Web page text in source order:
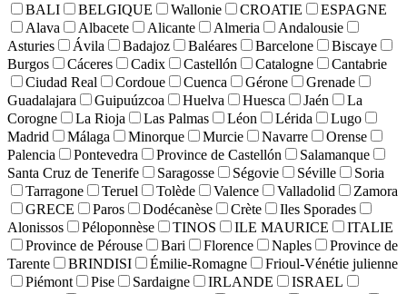
BALI
BELGIQUE Wallonie CROATIE
ESPAGNE
Alava
Albacete Alicante Almeria
Andalousie
Asturies
Ávila Badajoz Baléares Barcelone
Biscaye
Burgos
Cáceres Cadix Castellón Catalogne
Cantabrie
Ciudad Real
Cordoue Cuenca Gérone
Grenade
Guadalajara
Guipuúzcoa Huelva Huesca Jaén
La
Corogne
La Rioja Las Palmas Léon Lérida
Lugo
Madrid
Málaga Minorque Murcie Navarre
Orense
Palencia
Pontevedra Province de Castellón
Salamanque
Santa Cruz de Tenerife
Saragosse Ségovie Séville
Soria
Tarragone
Teruel Tolède Valence Valladolid
Zamora
GRECE
Paros Dodécanèse Crète
Iles Sporades
Alonissos
Péloponnèse TINOS ILE MAURICE
ITALIE
Province de Pérouse
Bari Florence Naples
Province de
Tarente
BRINDISI Émilie-Romagne
Frioul-Vénétie julienne
Piémont
Pise Sardaigne IRLANDE
ISRAEL